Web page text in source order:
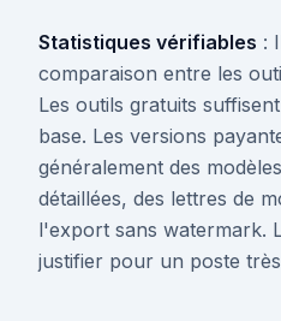
Statistiques vérifiables :
comparaison entre les
Les outils gratuits
base. Les versions
généralement des
détaillées, des lettres de
l'export sans watermark.
justifier pour un poste